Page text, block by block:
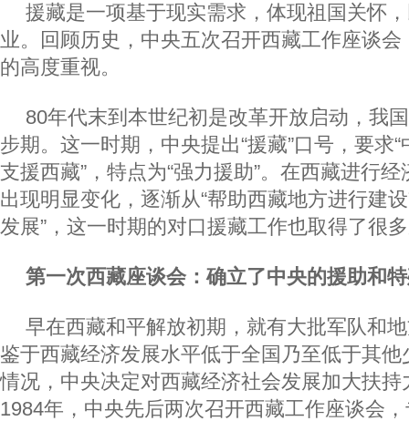
援藏是一项基于现实需求，体现祖国关怀
业。回顾历史，中央五次召开西藏工作座谈
的高度重视。
80年代末到本世纪初是改革开放启动，我
步期。这一时期，中央提出“援藏”口号，要求
支援西藏”，特点为“强力援助”。在西藏进行
出现明显变化，逐渐从“帮助西藏地方进行建
发展”，这一时期的对口援藏工作也取得了很
第一次西藏座谈会：确立了中央的援助和
早在西藏和平解放初期，就有大批军队和
鉴于西藏经济发展水平低于全国乃至低于其
情况，中央决定对西藏经济社会发展加大扶持
1984年，中央先后两次召开西藏工作座谈会